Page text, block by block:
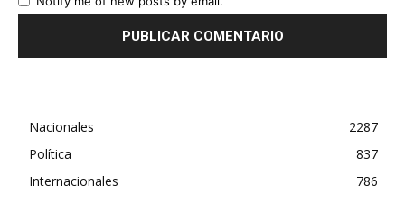
Nacionales
2287
Política
837
Internacionales
786